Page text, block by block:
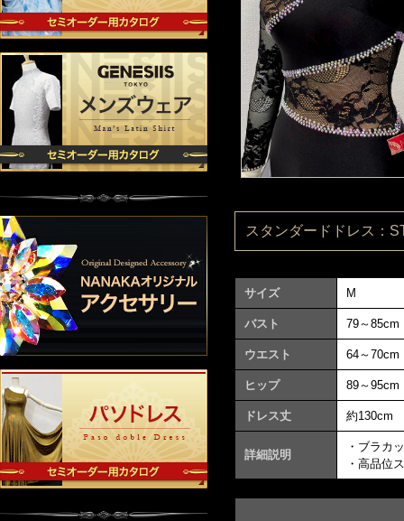
スタンダードドレス：
サイズ M
バスト 79～85cm
ウエスト 64～70cm
ヒップ 89～95cm
ドレス丈 約130cm
詳細説明
・ブラカ
・高品位